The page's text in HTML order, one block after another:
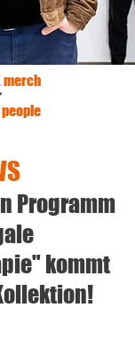
merch
people
Programm
kommt